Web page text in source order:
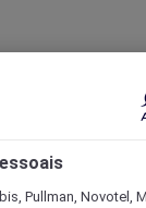
Pullman, Novotel,